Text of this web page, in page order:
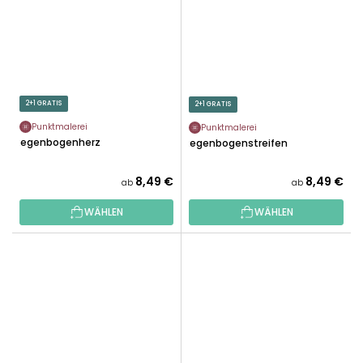
2+1 GRATIS
Punktmalerei
Regenbogenherz
ab 8,49 €
WÄHLEN
2+1 GRATIS
Punktmalerei
Regenbogenstreifen
ab 8,49 €
WÄHLEN